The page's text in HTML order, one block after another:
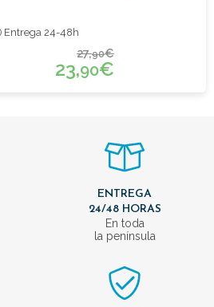
Entrega 24-48h
27,90€
23,90€
ENTREGA
24/48 HORAS
En toda
la península